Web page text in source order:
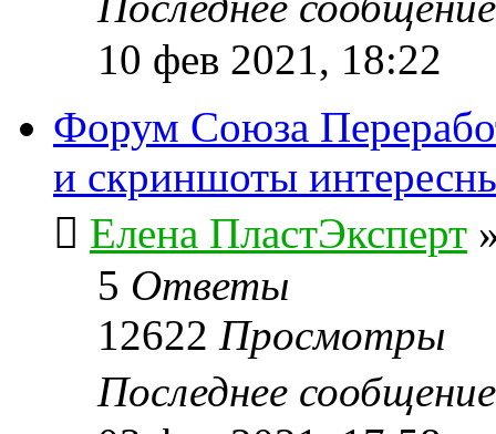
10 фев 2021, 18:22
Форум Союза
и скриншоты
Елена ПластЭксперт
5 Ответы
12622 Просмотры
Последнее